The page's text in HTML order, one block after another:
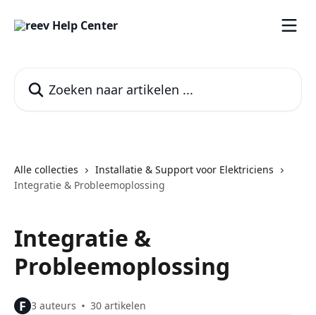
Alle collecties
Installatie & Support voor Elektriciens
Integratie & Probleemoplossing
Integratie &
Probleemoplossing
F 3 auteurs 30 artikelen